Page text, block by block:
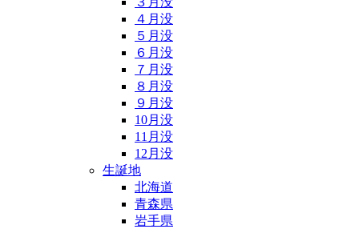
４月没
５月没
６月没
７月没
８月没
９月没
10月没
11月没
12月没
生誕地
北海道
青森県
岩手県